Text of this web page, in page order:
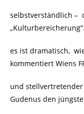
selbstverständlich
es ist dramatisch,
kommentiert Wiens
und
Gudenus den